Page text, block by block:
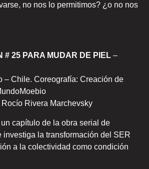
no nos lo permitimos? ¿o no nos
# 25 PARA MUDAR DE PIEL –
– Chile. Coreografía: Creación de
Rivera Marchevsky
capítulo de la obra serial de
investiga la transformación del SER
a la colectividad como condición